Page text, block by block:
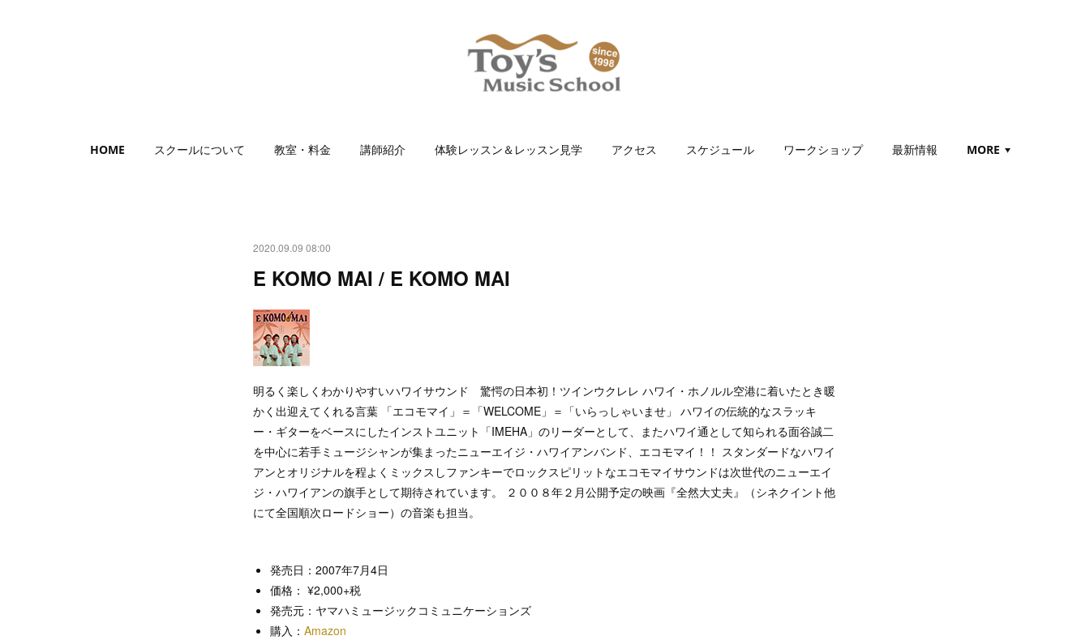
HOME スクールについて 教室・料金 講師紹介 体験レッスン＆レッスン見学 アクセス スケジュール ワークショップ 最新情報 MORE
2020.09.09 08:00
E KOMO MAI / E KOMO MAI
明るく楽しくわかりやすいハワイサウンド 驚愕の日本初！ツインウクレレ ハワイ・ホノルル空港に着いたとき暖
かく出迎えてくれる言葉 「エコモマイ」＝「WELCOME」＝「いらっしゃいませ」 ハワイの伝統的なスラッキ
ー・ギターをベースにしたインストユニット「IMEHA」のリーダーとして、またハワイ通として知られる面谷誠二
を中心に若手ミュージシャンが集まったニューエイジ・ハワイアンバンド、エコモマイ！！ スタンダードなハワイ
アンとオリジナルを程よくミックスしファンキーでロックスピリットなエコモマイサウンドは次世代のニューエイ
ジ・ハワイアンの旗手として期待されています。 ２００８年２月公開予定の映画『全然大丈夫』（シネクイント他
にて全国順次ロードショー）の音楽も担当。
発売日：2007年7月4日
価格： ¥2,000+税
発売元：ヤマハミュージックコミュニケーションズ
購入： Amazon